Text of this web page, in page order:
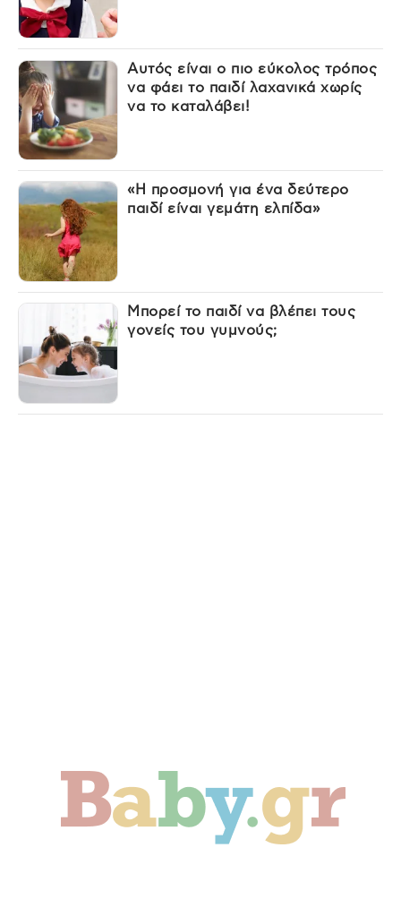
Αυτός είναι ο πιο εύκολος τρόπος
να φάει το παιδί λαχανικά χωρίς
να το καταλάβει!
«Η προσμονή για ένα δεύτερο
παιδί είναι γεμάτη ελπίδα»
Μπορεί το παιδί να βλέπει τους
γονείς του γυμνούς;